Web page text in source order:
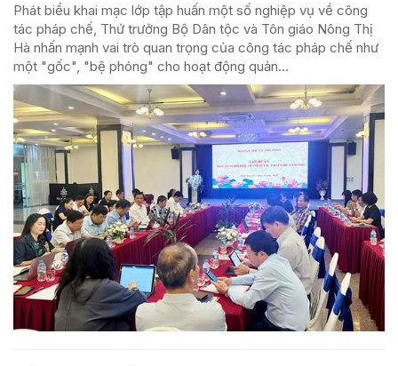
Phát biểu khai mạc lớp tập huấn một số nghiệp vụ về công
tác pháp chế, Thứ trưởng Bộ Dân tộc và Tôn giáo Nông Thị
Hà nhấn mạnh vai trò quan trọng của công tác pháp chế như
một "gốc", "bệ phóng" cho hoạt động quản...